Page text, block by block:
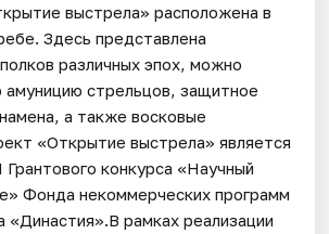
выстрела» расположена в
Здесь представлена
различных эпох, можно
амуницию стрельцов, защитное
а также восковые
«Открытие выстрела» является
конкурса «Научный
Фонда некоммерческих программ
«Династия».В рамках реализации